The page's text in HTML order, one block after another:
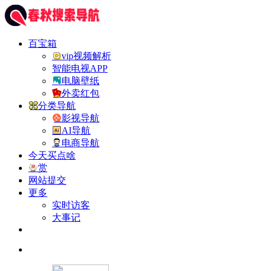
百宝箱
vip视频解析
智能电视APP
电脑壁纸
外卖红包
分类导航
影视导航
AI导航
电商导航
今天买点啥
赏
网站提交
更多
实时访客
大事记